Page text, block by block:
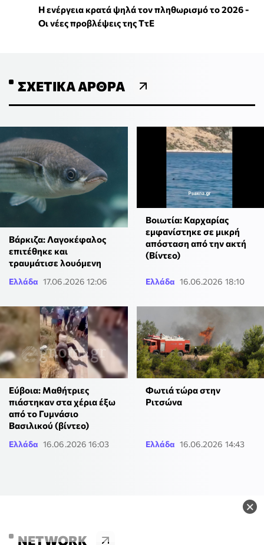
×
Η ενέργεια κρατά ψηλά τον πληθωρισμό το 2026 -
Οι νέες προβλέψεις της ΤτΕ
ΣΧΕΤΙΚΆ ΆΡΘΡΑ
Βάρκιζα: Λαγοκέφαλος
επιτέθηκε και
τραυμάτισε λουόμενη
Ελλάδα 17.06.2026 12:06
Βοιωτία: Καρχαρίας
εμφανίστηκε σε μικρή
απόσταση από την ακτή
(Βίντεο)
Ελλάδα 16.06.2026 18:10
Εύβοια: Μαθήτριες
πιάστηκαν στα χέρια έξω
από το Γυμνάσιο
Βασιλικού (βίντεο)
Ελλάδα 16.06.2026 16:03
Φωτιά τώρα στην
Ριτσώνα
Ελλάδα 16.06.2026 14:43
NETWORK